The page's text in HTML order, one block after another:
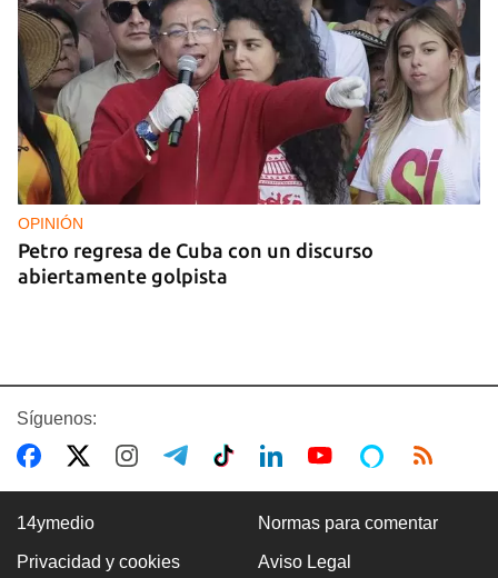
OPINIÓN
Petro regresa de Cuba con un discurso
abiertamente golpista
Síguenos:
14ymedio Normas para comentar
Privacidad y cookies Aviso Legal